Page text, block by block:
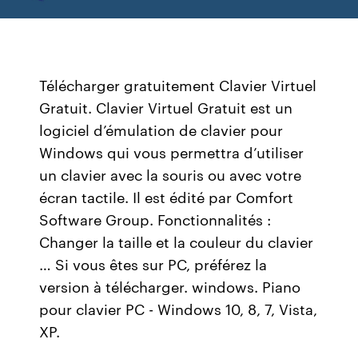
Télécharger gratuitement Clavier Virtuel
Gratuit. Clavier Virtuel Gratuit est un
logiciel d’émulation de clavier pour
Windows qui vous permettra d’utiliser
un clavier avec la souris ou avec votre
écran tactile. Il est édité par Comfort
Software Group. Fonctionnalités :
Changer la taille et la couleur du clavier
… Si vous êtes sur PC, préférez la
version à télécharger. windows. Piano
pour clavier PC - Windows 10, 8, 7, Vista,
XP.